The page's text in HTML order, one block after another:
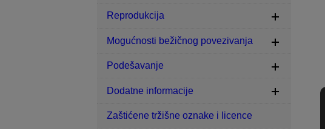
Reprodukcija
Mogućnosti bežičnog povezivanja
Podešavanje
Dodatne informacije
Zaštićene tržišne oznake i licence